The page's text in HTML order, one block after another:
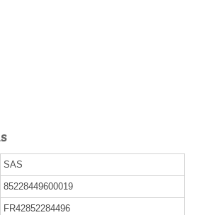
SAS
85228449600019
FR42852284496